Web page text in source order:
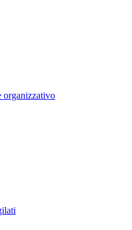
organizzativo